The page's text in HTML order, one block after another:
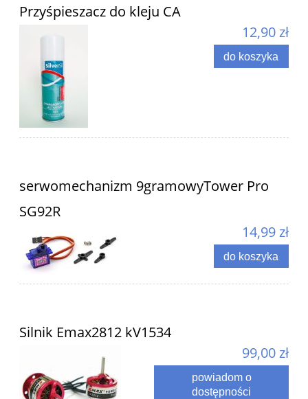
Przyśpieszacz do kleju CA
12,90 zł
do koszyka
serwomechanizm 9gramowyTower Pro
SG92R
14,99 zł
do koszyka
Silnik Emax2812 kV1534
99,00 zł
powiadom o
dostępności